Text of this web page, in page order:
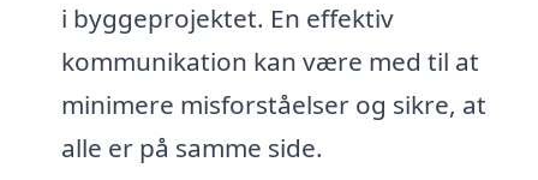
i byggeprojektet. En effektiv
kommunikation kan være med til at
minimere misforståelser og sikre, at
alle er på samme side.